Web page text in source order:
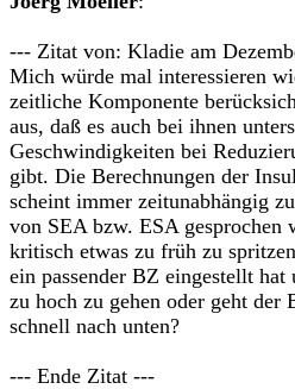
--- Zitat von: Kladie am
Mich würde mal interessieren
zeitliche Komponente
aus, daß es auch bei ihnen
Geschwindigkeiten bei
gibt. Die Berechnungen der
scheint immer zeitunabhängig
von SEA bzw. ESA
kritisch etwas zu früh zu
ein passender BZ eingestellt hat
zu hoch zu gehen oder geht der
schnell nach unten?
--- Ende Zitat ---